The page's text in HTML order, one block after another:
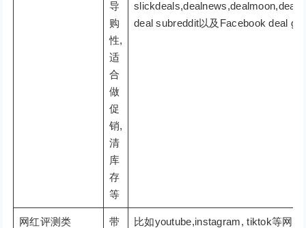
导
购
性,
适
合
做
促
销,
清
库
存
等
deal subreddit以及Facebook deal
网红评测类
带
比如youtube,instagram, tiktok等网红